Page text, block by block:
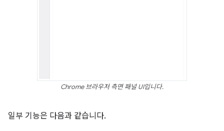
Chrome 브라우저 측면 패널 UI입니다.
일부 기능은 다음과 같습니다.